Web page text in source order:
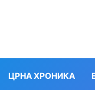
ЦРНА ХРОНИКА